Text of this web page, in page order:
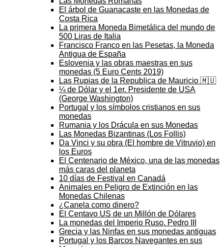
El árbol de Guanacaste en las Monedas de
Costa Rica
La primera Moneda Bimetálica del mundo de
500 Liras de Italia
Francisco Franco en las Pesetas, la Moneda
Antigua de España
Eslovenia y las obras maestras en sus
monedas (5 Euro Cents 2019)
Las Rupias de la Republica de Mauricio 🇲🇺
¼ de Dólar y el 1er. Presidente de USA
(George Washington)
Portugal y los símbolos cristianos en sus
monedas
Rumania y los Drácula en sus Monedas
Las Monedas Bizantinas (Los Follis)
Da Vinci y su obra (El hombre de Vitruvio) en
los Euros
El Centenario de México, una de las monedas
más caras del planeta
10 días de Festival en Canadá
Animales en Peligro de Extinción en las
Monedas Chilenas
¿Canela como dinero?
El Centavo US de un Millón de Dólares
La monedas del Imperio Ruso. Pedro III
Grecia y las Ninfas en sus monedas antiguas
Portugal y los Barcos Navegantes en sus